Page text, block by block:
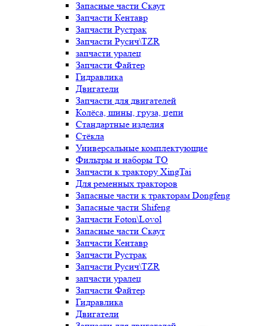
Запасные части Скаут
Запчасти Кентавр
Запчасти Рустрак
Запчасти Русич\TZR
запчасти уралец
Запчасти Файтер
Гидравлика
Двигатели
Запчасти для двигателей
Колёса, шины, груза, цепи
Стандартные изделия
Стёкла
Универсальные комплектующие
Фильтры и наборы ТО
Запчасти к трактору XingTai
Для ременных тракторов
Запасные части к тракторам Dongfeng
Запасные части Shifeng
Запчасти Foton\Lovol
Запасные части Скаут
Запчасти Кентавр
Запчасти Рустрак
Запчасти Русич\TZR
запчасти уралец
Запчасти Файтер
Гидравлика
Двигатели